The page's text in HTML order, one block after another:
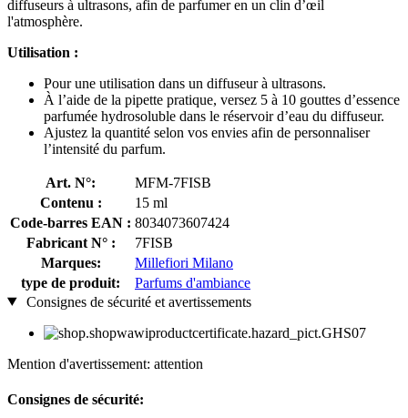
diffuseurs à ultrasons, afin de parfumer en un clin d’œil
l'atmosphère.
Utilisation :
Pour une utilisation dans un diffuseur à ultrasons.
À l’aide de la pipette pratique, versez 5 à 10 gouttes d’essence
parfumée hydrosoluble dans le réservoir d’eau du diffuseur.
Ajustez la quantité selon vos envies afin de personnaliser
l’intensité du parfum.
Art. N°:
MFM-7FISB
Contenu :
15 ml
Code-barres EAN : 8034073607424
Fabricant N° :
7FISB
Marques:
Millefiori Milano
type de produit:
Parfums d'ambiance
Consignes de sécurité et avertissements
Mention d'avertissement: attention
Consignes de sécurité: